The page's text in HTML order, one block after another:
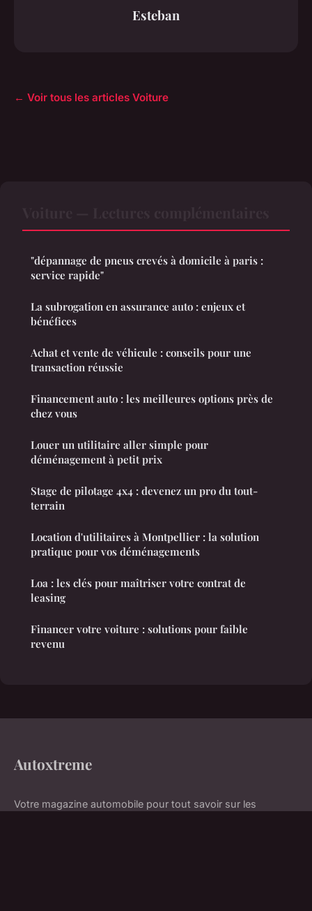
Esteban
← Voir tous les articles Voiture
"dépannage de pneus crevés à domicile à paris :
service rapide"
La subrogation en assurance auto : enjeux et
bénéfices
Achat et vente de véhicule : conseils pour une
transaction réussie
Financement auto : les meilleures options près de
chez vous
Louer un utilitaire aller simple pour
déménagement à petit prix
Stage de pilotage 4x4 : devenez un pro du tout-
terrain
Location d'utilitaires à Montpellier : la solution
pratique pour vos déménagements
Loa : les clés pour maîtriser votre contrat de
leasing
Financer votre voiture : solutions pour faible
revenu
Autoxtreme
Votre magazine automobile pour tout savoir sur les